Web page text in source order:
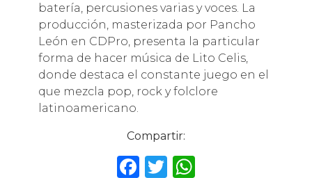
batería, percusiones varias y voces. La
producción, masterizada por Pancho
León en CDPro, presenta la particular
forma de hacer música de Lito Celis,
donde destaca el constante juego en el
que mezcla pop, rock y folclore
latinoamericano.
Compartir:
F T W